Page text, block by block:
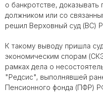
о банкротстве,
должником или со
решил Верховный суд (ВС)
К такому выводу пришла
экономическим спорам
рамках дела о
"Редсис", выполнявшей
Пенсионного фонда (ПФР)